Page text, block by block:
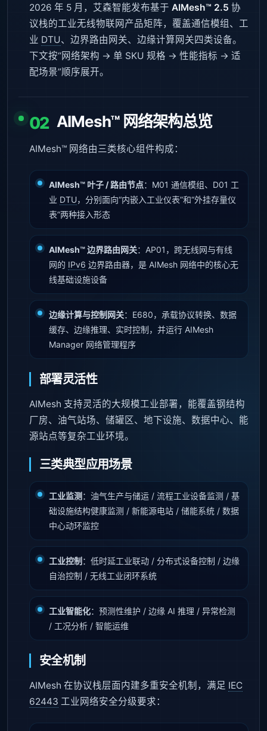
2026 年 5 月，艾森智能发布基于 AIMesh™ 2.5 协
议栈的工业无线物联网产品矩阵，覆盖通信模组、工
业 DTU、边界路由网关、边缘计算网关四类设备。
下文按“网络架构 → 单 SKU 规格 → 性能指标 → 适
配场景”顺序展开。
02 AIMesh™ 网络架构总览
AIMesh™ 网络由三类核心组件构成：
AIMesh™ 叶子 / 路由节点：M01 通信模组、D01 工
业 DTU，分别面向“内嵌入工业仪表”和“外挂存量仪
表”两种接入形态
AIMesh™ 边界路由网关：AP01，跨无线网与有线
网的 IPv6 边界路由器，是 AIMesh 网络中的核心无
线基础设施设备
边缘计算与控制网关：E680，承载协议转换、数据
缓存、边缘推理、实时控制，并运行 AIMesh
Manager 网络管理程序
部署灵活性
AIMesh 支持灵活的大规模工业部署，能覆盖钢结构
厂房、油气站场、储罐区、地下设施、数据中心、能
源站点等复杂工业环境。
三类典型应用场景
工业监测 ：油气生产与储运 / 流程工业设备监测 / 基
础设施结构健康监测 / 新能源电站 / 储能系统 / 数据
中心动环监控
工业控制 ：低时延工业联动 / 分布式设备控制 / 边缘
自治控制 / 无线工业闭环系统
工业智能化：预测性维护 / 边缘 AI 推理 / 异常检测
/ 工况分析 / 智能运维
安全机制
AIMesh 在协议栈层面内建多重安全机制，满足 IEC
62443 工业网络安全分级要求：